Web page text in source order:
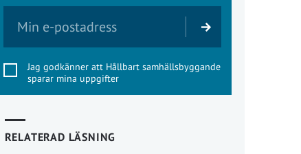
Jag godkänner att Hållbart samhällsbyggande
sparar mina uppgifter
RELATERAD LÄSNING